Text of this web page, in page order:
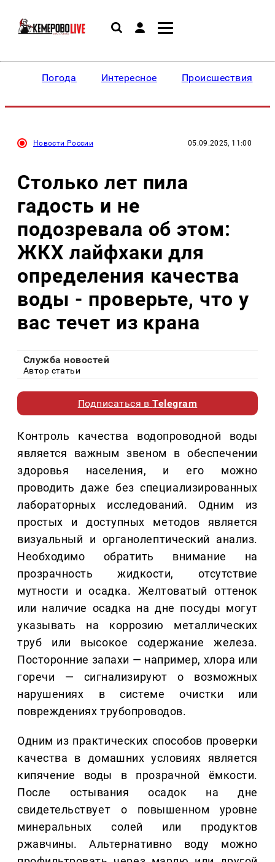
Погода Интересное Происшествия
Новости России 05.09.2025, 11:00
Столько лет пила
гадость и не
подозревала об этом:
ЖКХ лайфхаки для
определения качества
воды - проверьте, что у
вас течет из крана
Служба новостей
Автор статьи
Подписаться вTelegram
Контроль качества водопроводной воды
является важным звеном в обеспечении
здоровья населения, и его можно
проводить даже без специализированных
лабораторных исследований. Одним из
простых и доступных методов является
визуальный и органолептический анализ.
Необходимо обратить внимание на
прозрачность жидкости, отсутствие
мутности и осадка. Желтоватый оттенок
или наличие осадка на дне посуды могут
указывать на коррозию металлических
труб или высокое содержание железа.
Посторонние запахи — например, хлора или
горечи — сигнализируют о возможных
нарушениях в системе очистки или
повреждениях трубопроводов.
Одним из практических способов проверки
качества в домашних условиях является
кипячение воды в прозрачной ёмкости.
После остывания осадок на дне
свидетельствует о повышенном уровне
минеральных солей или продуктов
ржавчины. Альтернативно воду можно